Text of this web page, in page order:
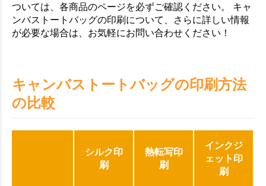
ついては、各商品のページを必ずご確認ください。 キャ
ンバストートバッグの印刷について、さらに詳しい情報
が必要な場合は、お気軽にお問い合わせください！
キャンバストートバッグの印刷方法
の比較
シルク印
刷
熱転写印
刷
インクジ
ェット印
刷